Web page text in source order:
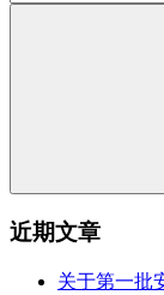
近期文章
关于第一批